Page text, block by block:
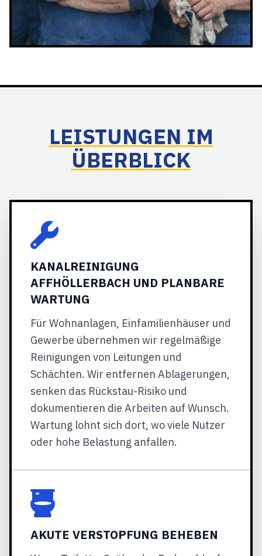
LEISTUNGEN IM
ÜBERBLICK
KANALREINIGUNG
AFFHÖLLERBACH UND PLANBARE
WARTUNG
Für Wohnanlagen, Einfamilienhäuser und
Gewerbe übernehmen wir regelmäßige
Reinigungen von Leitungen und
Schächten. Wir entfernen Ablagerungen,
senken das Rückstau-Risiko und
dokumentieren die Arbeiten auf Wunsch.
Wartung lohnt sich dort, wo viele Nutzer
oder hohe Belastung anfallen.
AKUTE VERSTOPFUNG BEHEBEN